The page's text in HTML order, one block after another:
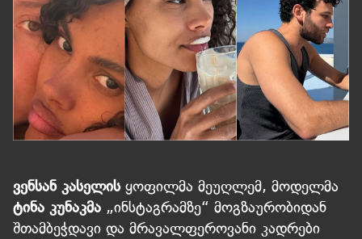
ვენსან კასელის ყოფილმა მეუღლემ, მოდელმა
ტინა კუნაკმა „ინსტაგრამზე“ მოგზაურობიდან
შთამბეჭდავი და მრავალფეროვანი კადრები